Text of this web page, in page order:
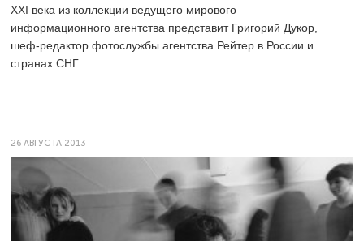
XXI века из коллекции ведущего мирового
информационного агентства представит Григорий Дукор,
шеф-редактор фотослужбы агентства Рейтер в России и
странах СНГ.
26 АВГУСТА 2013